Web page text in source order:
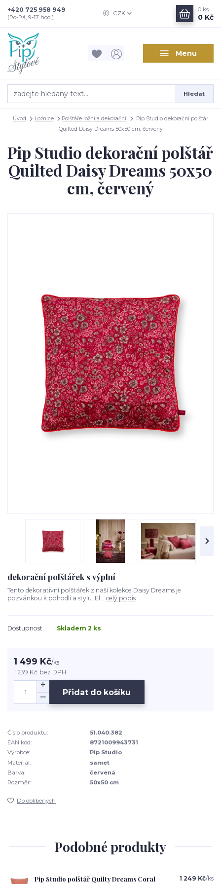
Menu
CZK
Hledat
+420 725 958 949
(Po-Pá, 9-17 hod.)
0 ks
0 Kč
Úvod Ložnice Polštáře ložní a dekorační
Pip Studio dekorační polštář
Quilted Daisy Dreams 50x50 cm, červený
Pip Studio dekorační polštář
Quilted Daisy Dreams 50x50
cm, červený
dekorační polštářek s výplní
Tento dekorativní polštářek z naší kolekce Daisy Dreams je
pozvánkou k pohodlí a stylu. El... celý popis
Dostupnost Skladem 2 ks
1 499 Kč/ks
1 239 Kč bez DPH
Přidat do košíku
Číslo produktu:
51.040.382
EAN kód:
8721009943731
Výrobce:
Pip Studio
Materiál:
samet
Barva:
červená
Rozměr:
50x50 cm
Do oblíbených
Podobné produkty
Pip Studio polštář Quilty Dreams Coral
1 249 Kč/ks